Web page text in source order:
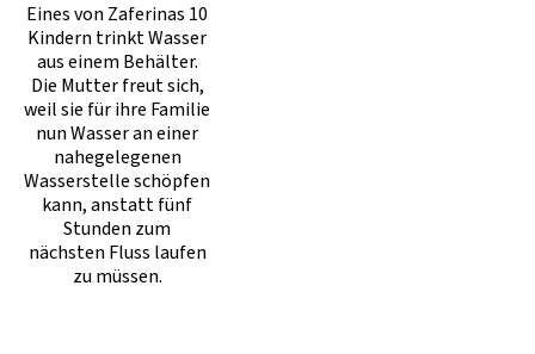
Eines von Zaferinas 10
Kindern trinkt Wasser
aus einem Behälter.
Die Mutter freut sich,
weil sie für ihre Familie
nun Wasser an einer
nahegelegenen
Wasserstelle schöpfen
kann, anstatt fünf
Stunden zum
nächsten Fluss laufen
zu müssen.